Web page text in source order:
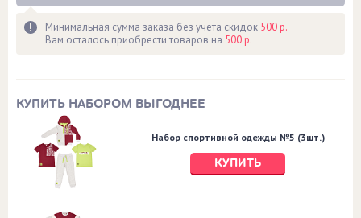
Минимальная сумма заказа без учета скидок 500 р.
Вам осталось приобрести товаров на 500 р.
КУПИТЬ НАБОРОМ ВЫГОДНЕЕ
Набор спортивной одежды №5 (3шт.)
КУПИТЬ